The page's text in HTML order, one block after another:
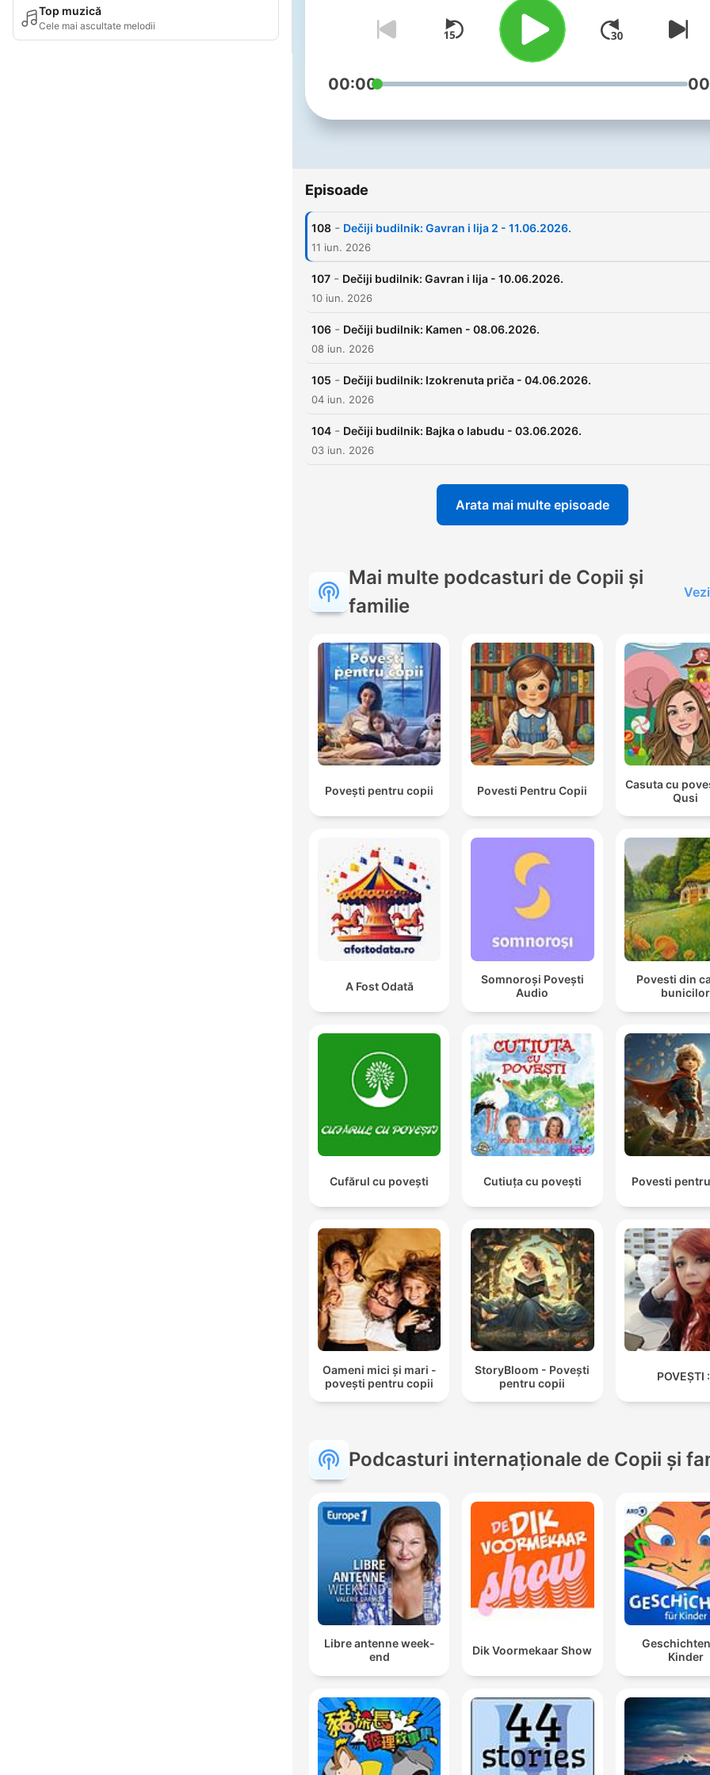
Top muzică
Cele mai ascultate melodii
00:00
Episoade
108 - Dečiji budilnik: Gavran i lija 2 - 11.06.2026.
11 iun. 2026
107 - Dečiji budilnik: Gavran i lija - 10.06.2026.
10 iun. 2026
106 - Dečiji budilnik: Kamen - 08.06.2026.
08 iun. 2026
105 - Dečiji budilnik: Izokrenuta priča - 04.06.2026.
04 iun. 2026
104 - Dečiji budilnik: Bajka o labudu - 03.06.2026.
03 iun. 2026
Arata mai multe episoade
Mai multe podcasturi de Copii și
familie
Povești pentru copii Povesti Pentru Copii
Casuta cu
Qusi
A Fost Odată
Somnoroși Povești
Audio
Povesti din
bunicilor
Cufărul cu povești Cutiuța cu povești Povesti
Oameni mici și mari -
povești pentru copii
StoryBloom - Povești
pentru copii
POVEȘTI
Podcasturi internaționale de Copii și
Libre antenne week-
end
Dik Voormekaar Show
Kinder